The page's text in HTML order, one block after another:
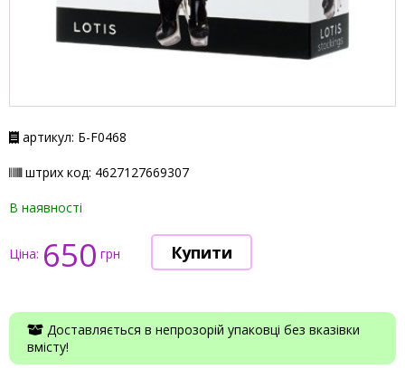
артикул: Б-F0468
штрих код: 4627127669307
В наявності
Ціна: 650 грн
Доставляється в непрозорій упаковці без вказівки
вмісту!